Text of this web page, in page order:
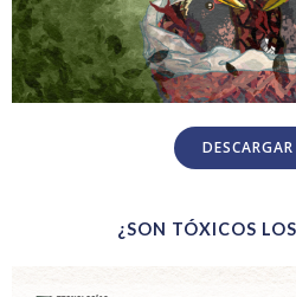
¿SON TÓXICOS